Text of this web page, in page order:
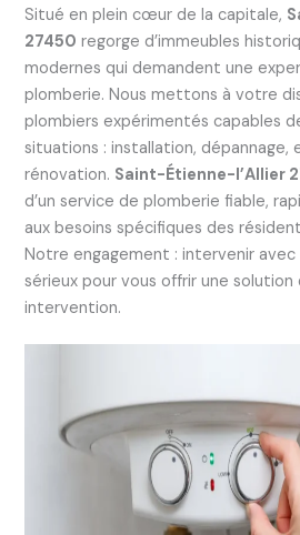
Situé en plein cœur de la capitale,
27450 regorge d’immeubles
modernes qui demandent une
plomberie. Nous mettons à votre
plombiers expérimentés capables
situations : installation, dépannage,
rénovation. Saint-Étienne-l’Allier
d’un service de plomberie fiable,
aux besoins spécifiques des
Notre engagement : intervenir
sérieux pour vous offrir une solution
intervention.